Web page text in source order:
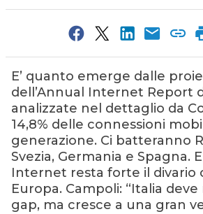
E’ quanto emerge dalle
dell’Annual Internet Report
analizzate nel dettaglio da
14,8% delle connessioni
generazione. Ci batteranno
Svezia, Germania e Spagna.
Internet resta forte il divario
Europa. Campoli: “Italia
gap, ma cresce a una gran